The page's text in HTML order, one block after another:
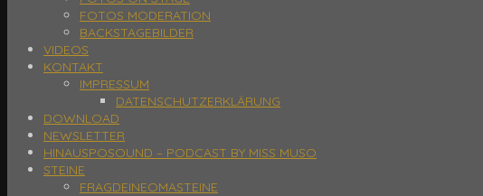
FOTOS MODERATION
BACKSTAGEBILDER
VIDEOS
KONTAKT
IMPRESSUM
DATENSCHUTZERKLÄRUNG
DOWNLOAD
NEWSLETTER
HINAUSPOSOUND – PODCAST BY MISS MUSO
STEINE
FRAGDEINEOMASTEINE